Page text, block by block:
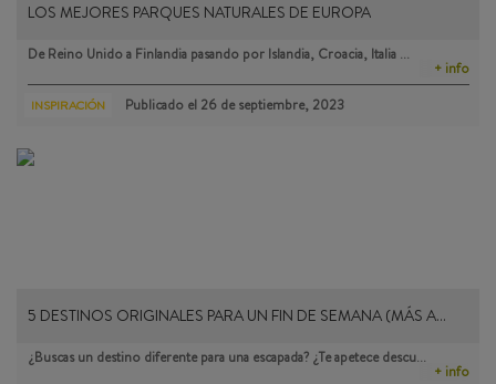
LOS MEJORES PARQUES NATURALES DE EUROPA
De Reino Unido a Finlandia pasando por Islandia, Croacia, Italia …
+ info
INSPIRACIÓN Publicado el 26 de septiembre, 2023
5 DESTINOS ORIGINALES PARA UN FIN DE SEMANA (MÁS A…
¿Buscas un destino diferente para una escapada? ¿Te apetece descu…
+ info